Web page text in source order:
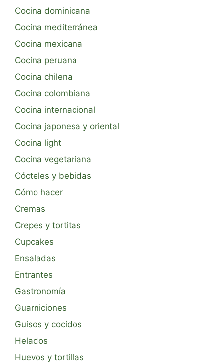
Cocina dominicana
Cocina mediterránea
Cocina mexicana
Cocina peruana
Cocina chilena
Cocina colombiana
Cocina internacional
Cocina japonesa y oriental
Cocina light
Cocina vegetariana
Cócteles y bebidas
Cómo hacer
Cremas
Crepes y tortitas
Cupcakes
Ensaladas
Entrantes
Gastronomía
Guarniciones
Guisos y cocidos
Helados
Huevos y tortillas